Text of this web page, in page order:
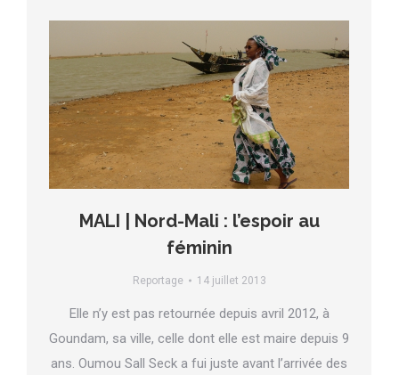
MALI | Nord-Mali : l’espoir au
féminin
Reportage 14 juillet 2013
Elle n’y est pas retournée depuis avril 2012, à
Goundam, sa ville, celle dont elle est maire depuis 9
ans. Oumou Sall Seck a fui juste avant l’arrivée des